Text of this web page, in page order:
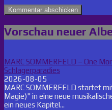
Vorschau neuer
MARC SOMMERFELD – One
Schlagerparadies
2026-08-05
MARC SOMMERFELD startet
Magie)" in eine neue
ein neues Kapitel...